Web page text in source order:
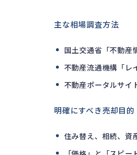
主な相場調査方法
国土交通省「不動産
不動産流通機構「レ
不動産ポータルサイ
明確にすべき売却目的
住み替え、相続、資